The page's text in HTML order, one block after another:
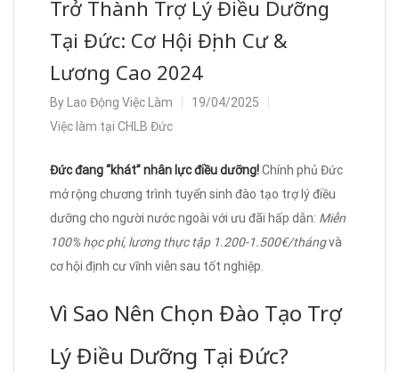
Trở Thành Trợ Lý Điều Dưỡng
Tại Đức: Cơ Hội Định Cư &
Lương Cao 2024
By Lao Động Việc Làm
19/04/2025
Việc làm tại CHLB Đức
Đức đang “khát” nhân lực điều dưỡng!Chính phủ Đức
mở rộng chương trình tuyển sinh đào tạo trợ lý điều
dưỡng cho người nước ngoài với ưu đãi hấp dẫn: Miễn
100% học phí, lương thực tập 1.200-1.500€/thángvà
cơ hội định cư vĩnh viễn sau tốt nghiệp.
Vì Sao Nên Chọn Đào Tạo Trợ
Lý Điều Dưỡng Tại Đức?